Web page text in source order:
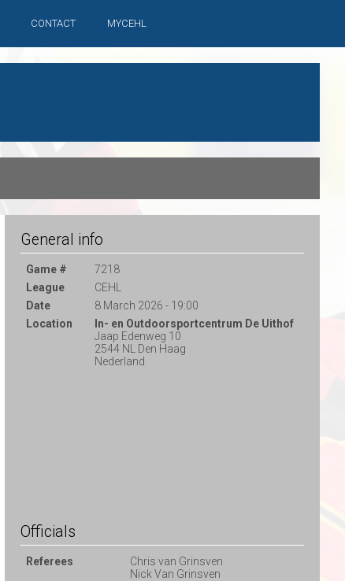
CONTACT MYCEHL
General info
Game #
7218
League
CEHL
Date
8 March 2026 - 19:00
Location
In- en Outdoorsportcentrum De Uithof
Jaap Edenweg 10
2544 NL Den Haag
Nederland
Officials
Referees
Chris van Grinsven
Nick Van Grinsven